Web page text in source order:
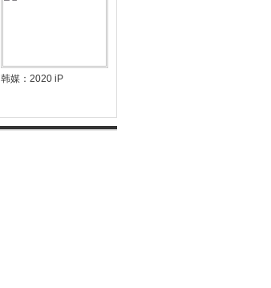
韩媒：2020 iP